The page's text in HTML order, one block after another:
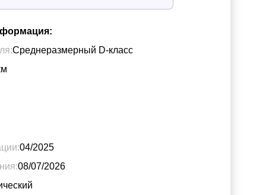
Среднеразмерный D-класс
04/2025
08/07/2026